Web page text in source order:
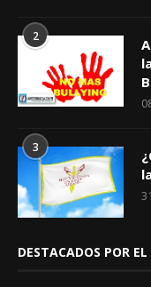
2
3
DESTACADOS POR